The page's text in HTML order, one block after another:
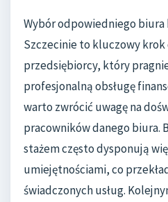
Wybór odpowiedniego biura
Szczecinie to kluczowy krok
przedsiębiorcy, który
profesjonalną obsługę
warto zwrócić uwagę na
pracowników danego biura.
stażem często dysponują
umiejętnościami, co
świadczonych usług.